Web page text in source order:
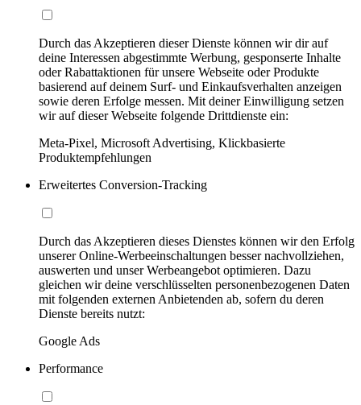
Durch das Akzeptieren dieser Dienste können wir dir auf
deine Interessen abgestimmte Werbung, gesponserte Inhalte
oder Rabattaktionen für unsere Webseite oder Produkte
basierend auf deinem Surf- und Einkaufsverhalten anzeigen
sowie deren Erfolge messen. Mit deiner Einwilligung setzen
wir auf dieser Webseite folgende Drittdienste ein:
Meta-Pixel, Microsoft Advertising, Klickbasierte
Produktempfehlungen
Erweitertes Conversion-Tracking
Durch das Akzeptieren dieses Dienstes können wir den Erfolg
unserer Online-Werbeeinschaltungen besser nachvollziehen,
auswerten und unser Werbeangebot optimieren. Dazu
gleichen wir deine verschlüsselten personenbezogenen Daten
mit folgenden externen Anbietenden ab, sofern du deren
Dienste bereits nutzt:
Google Ads
Performance